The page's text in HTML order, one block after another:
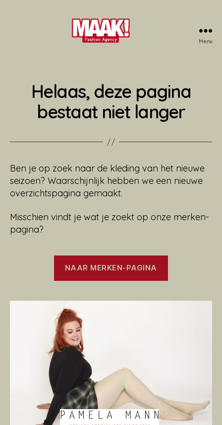
Menu
Helaas, deze pagina
bestaat niet langer
Ben je op zoek naar de kleding van het nieuwe
seizoen? Waarschijnlijk hebben we een nieuwe
overzichtspagina gemaakt.
Misschien vindt je wat je zoekt op onze merken-
pagina?
NAAR MERKEN-PAGINA